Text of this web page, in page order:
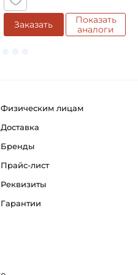
подшипники
Заказать
Показать
аналоги
Физическим лицам
Доставка
Бренды
Прайс-лист
Реквизиты
Гарантии